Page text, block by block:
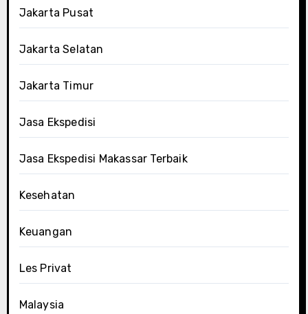
Jakarta Pusat
Jakarta Selatan
Jakarta Timur
Jasa Ekspedisi
Jasa Ekspedisi Makassar Terbaik
Kesehatan
Keuangan
Les Privat
Malaysia